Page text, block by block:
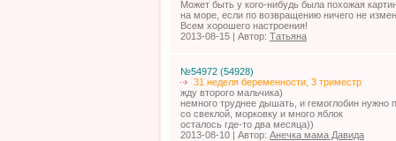
Может быть у кого-нибудь была похожая
на море, если по возвращению ничего не
Всем хорошего настроения!
2013-08-15 | Автор: Татьяна
№54972 (54928)
31 неделя беременности, 3 триместр
жду второго мальчика)
немного труднее дышать, и гемоглобин нужно
со свеклой, морковку и много яблок
осталось где-то два месяца))
2013-08-10 | Автор: Анечка мама Давида